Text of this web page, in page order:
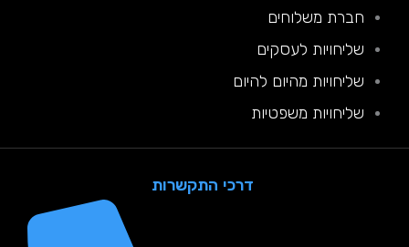
חברת משלוחים
שליחויות לעסקים
שליחויות מהיום להיום
שליחויות משפטיות
דרכי התקשרות